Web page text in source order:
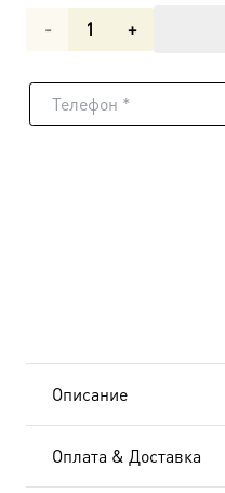
Количество
Казанская
Описание
Оплата & Доставка